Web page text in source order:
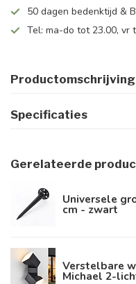
50 dagen bedenktijd &
Tel: ma-do tot 23.00, vr
Productomschrijving
Specificaties
Gerelateerde
Universele
cm - zwart
Verstelbare
Michael 2-